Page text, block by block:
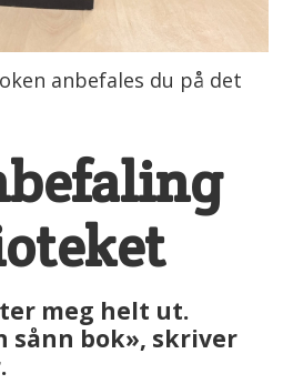
anbefales du på det
meg helt ut.
sånn bok», skriver